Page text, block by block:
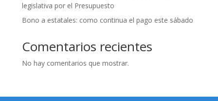
legislativa por el Presupuesto
Bono a estatales: como continua el pago este sábado
Comentarios recientes
No hay comentarios que mostrar.